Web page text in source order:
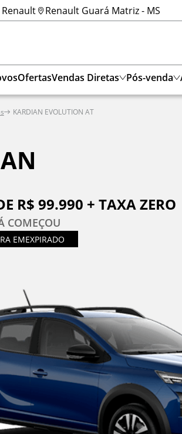
Renault Guará Matriz - MS
OfertasVendas Diretas Pós-venda
KARDIAN EVOLUTION AT
R$ 99.990 + TAXA ZERO
COMEÇOU
EMEXPIRADO